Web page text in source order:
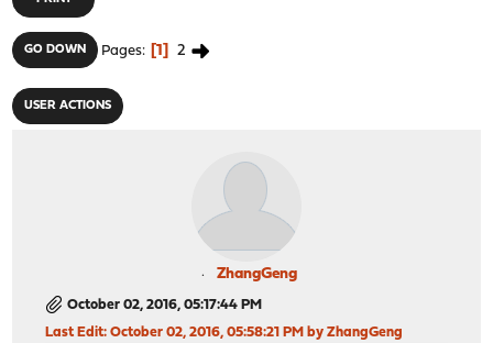
GO DOWN Pages 1 2
USER ACTIONS
ZhangGeng
October 02, 2016, 05:17:44 PM
Last Edit: October 02, 2016, 05:58:21 PM by ZhangGeng